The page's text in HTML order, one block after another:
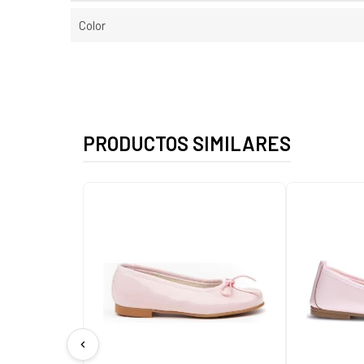
Color
PRODUCTOS SIMILARES
chevron_left